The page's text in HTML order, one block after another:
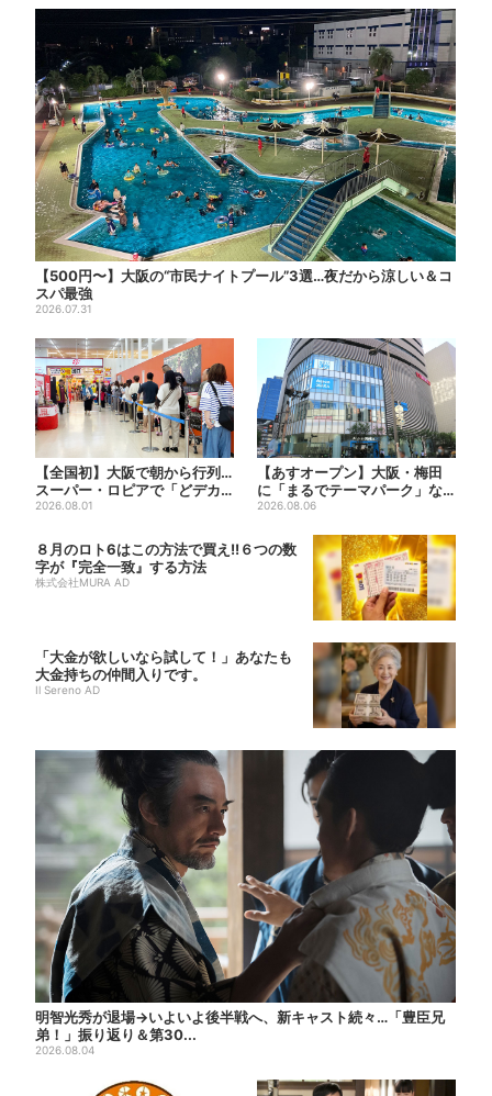
【500円〜】大阪の“市民ナイトプール”3選…夜だから涼しい＆コ
スパ最強
2026.07.31
【全国初】大阪で朝から行列…
スーパー・ロピアで「どデカ
抽選会」、開始30分で“1...
2026.08.01
【あすオープン】大阪・梅田
に「まるでテーマパーク」な
巨大スポーツ店、461ブラン...
2026.08.06
８月のロト6はこの方法で買え!!６つの数
字が『完全一致』する方法
株式会社MURA AD
「大金が欲しいなら試して！」あなたも
大金持ちの仲間入りです。
Il Sereno AD
明智光秀が退場→いよいよ後半戦へ、新キャスト続々…「豊臣兄
弟！」振り返り＆第30...
2026.08.04